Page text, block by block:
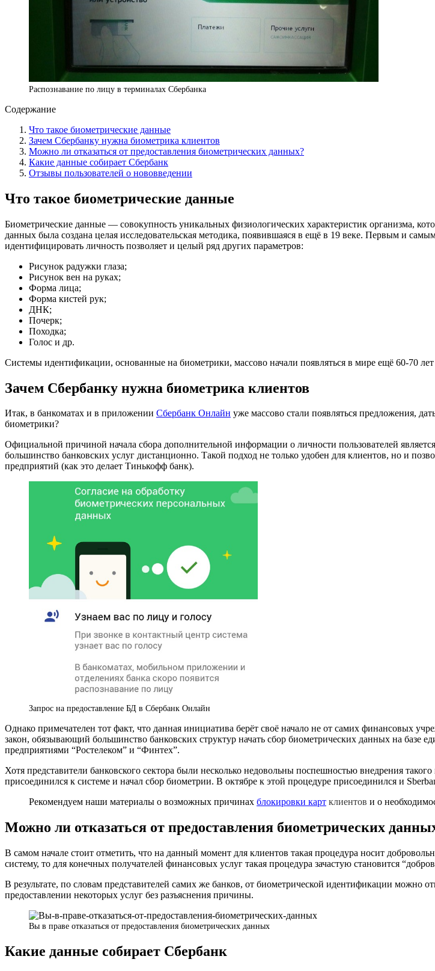
Распознавание по лицу в терминалах Сбербанка
Содержание
Что такое биометрические данные
Зачем Сбербанку нужна биометрика клиентов
Можно ли отказаться от предоставления биометрических данных?
Какие данные собирает Сбербанк
Отзывы пользователей о нововведении
Что такое биометрические данные
Биометрические данные — совокупность уникальных физиологических характеристик организма,
данных была создана целая исследовательская методика, появившаяся в ещё в 19 веке. Первым и
идентифицировать личность позволяет и целый ряд других параметров:
Рисунок радужки глаза;
Рисунок вен на руках;
Форма лица;
Форма кистей рук;
ДНК;
Почерк;
Походка;
Голос и др.
Системы идентификации, основанные на биометрики, массово начали появляться в мире ещё 60-70 лет
Зачем Сбербанку нужна биометрика клиентов
Итак, в банкоматах и в приложении Сбербанк Онлайн уже массово стали появляться предложения,
биометрики?
Официальной причиной начала сбора дополнительной информации о личности пользователей
большинство банковских услуг дистанционно. Такой подход не только удобен для клиентов, но и
предприятий (как это делает Тинькофф банк).
Запрос на предоставление БД в Сбербанк Онлайн
Однако примечателен тот факт, что данная инициатива берёт своё начало не от самих финансовых
закон, обязывающий большинство банковских структур начать сбор биометрических данных на базе
предприятиями “Ростелеком” и “Финтех”.
Хотя представители банковского сектора были несколько недовольны поспешностью внедрения
присоединился к системе и начал сбор биометрии. В октябре к этой процедуре присоединился и
Рекомендуем наши материалы о возможных причинах блокировки карт клиентов и о
Можно ли отказаться от предоставления биометрических
В самом начале стоит отметить, что на данный момент для клиентов такая процедура носит
систему, то для конечных получателей финансовых услуг такая процедура зачастую становится
В результате, по словам представителей самих же банков, от биометрической идентификации можно
предоставлении некоторых услуг без разъяснения причины.
Вы в праве отказаться от предоставления биометрических данных
Какие данные собирает Сбербанк